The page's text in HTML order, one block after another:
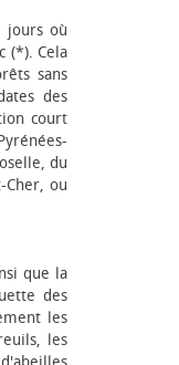
jours où
(*). Cela
sans
des
court
du
ou
que la
des
les
les